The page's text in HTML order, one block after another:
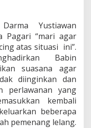
Yustiawan
Pagari “mari agar
atas situasi ini”.
Babin
suasana agar
diinginkan dan
perlawanan yang
kembali
beberapa
pemenang lelang.